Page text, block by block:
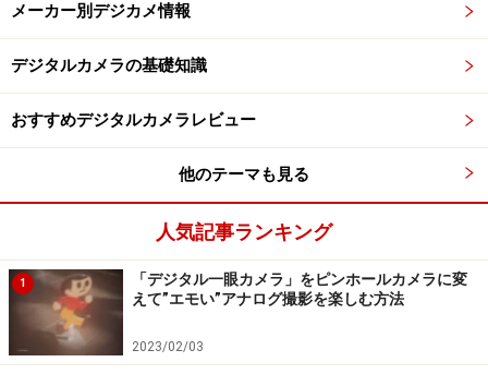
メーカー別デジカメ情報
デジタルカメラの基礎知識
おすすめデジタルカメラレビュー
他のテーマも見る
人気記事ランキング
1
「デジタル一眼カメラ」をピンホールカメラに変
えて”エモい”アナログ撮影を楽しむ方法
2023/02/03